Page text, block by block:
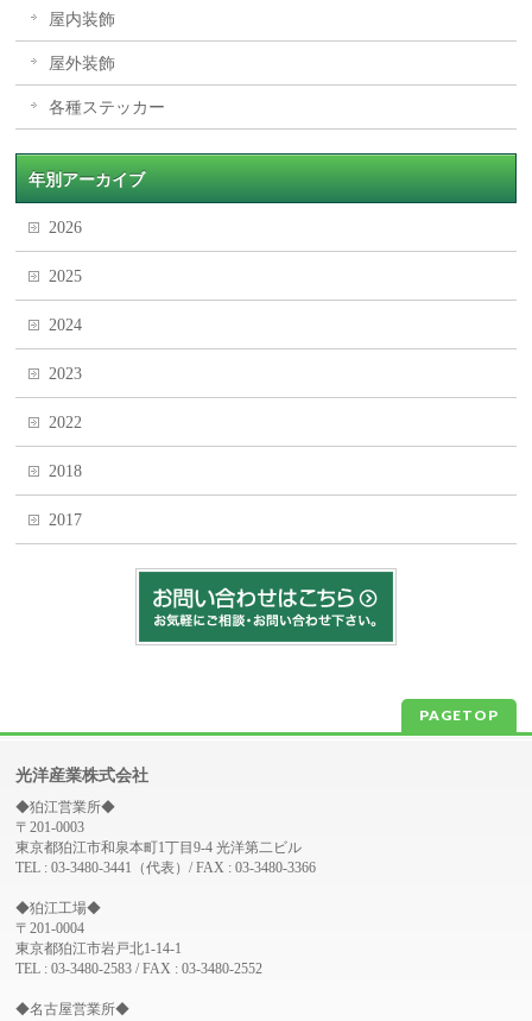
屋内装飾
屋外装飾
各種ステッカー
年別アーカイブ
2026
2025
2024
2023
2022
2018
2017
PAGETOP
光洋産業株式会社
◆狛江営業所◆
〒201-0003
東京都狛江市和泉本町1丁目9-4 光洋第二ビル
TEL : 03-3480-3441（代表）/ FAX : 03-3480-3366
◆狛江工場◆
〒201-0004
東京都狛江市岩戸北1-14-1
TEL : 03-3480-2583 / FAX : 03-3480-2552
◆名古屋営業所◆